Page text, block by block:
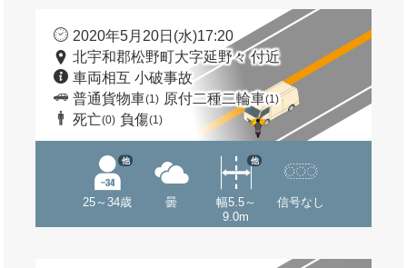
2020年5月20日(水)17:20
北宇和郡松野町大字延野々 付近
車両相互 小破事故
普通貨物車(1) 原付二種二輪車(1)
死亡(0) 負傷(1)
25～34歳
他
曇
幅5.5～
9.0m
他
信号なし